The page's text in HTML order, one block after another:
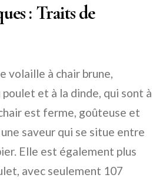
: Traits de
volaille à chair brune,
et à la dinde, qui sont à
est ferme, goûteuse et
saveur qui se situe entre
Elle est également plus
avec seulement 107